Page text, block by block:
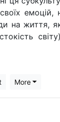
на життя,
More